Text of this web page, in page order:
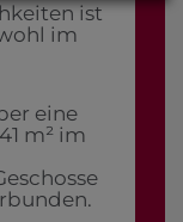
ist
im
eine
m² im